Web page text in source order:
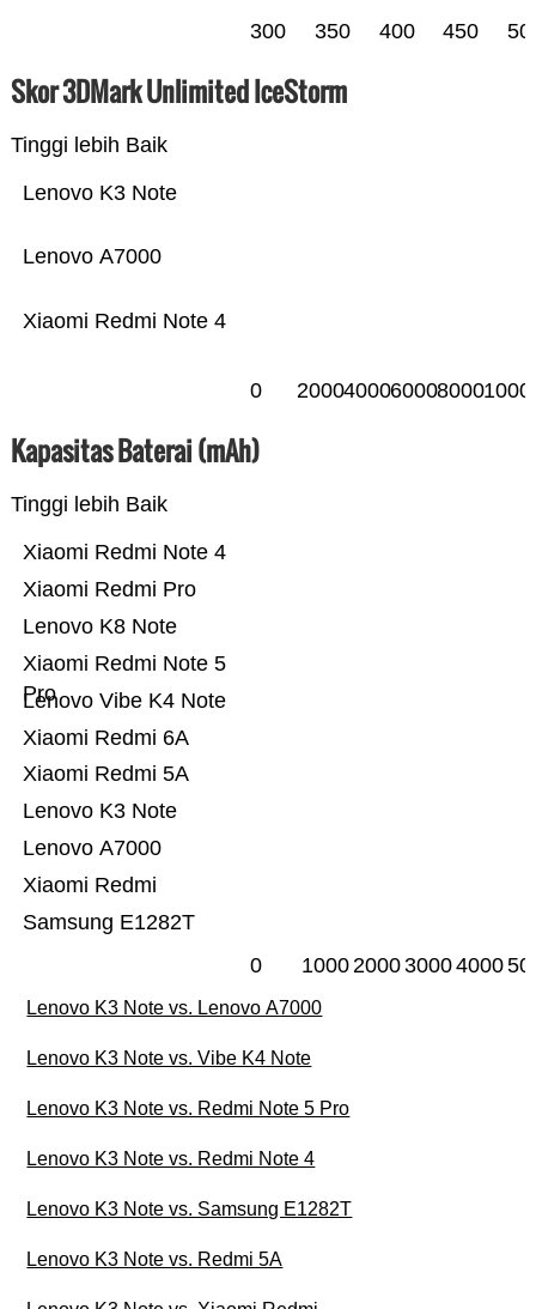
300 350 400 450
Skor 3DMark Unlimited IceStorm
Tinggi lebih Baik
Xiaomi Redmi Note 4
Lenovo A7000
Lenovo K3 Note
0 2000400060008000
Kapasitas Baterai (mAh)
Tinggi lebih Baik
Samsung E1282T
Xiaomi Redmi
Lenovo A7000
Lenovo K3 Note
Xiaomi Redmi 5A
Xiaomi Redmi 6A
Lenovo Vibe K4 Note
Xiaomi Redmi Note 5
Pro
Lenovo K8 Note
Xiaomi Redmi Pro
Xiaomi Redmi Note 4
0 1000200030004000
Lenovo K3 Note vs. Lenovo A7000
Lenovo K3 Note vs. Vibe K4 Note
Lenovo K3 Note vs. Redmi Note 5 Pro
Lenovo K3 Note vs. Redmi Note 4
Lenovo K3 Note vs. Samsung E1282T
Lenovo K3 Note vs. Redmi 5A